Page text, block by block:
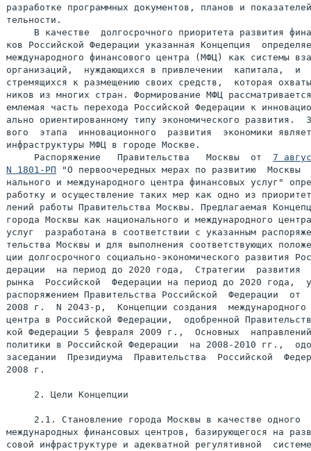
разработке программных документов, планов и
тельности.
В качестве  долгосрочного приоритета развития
ков Российской Федерации указанная Концепция
международного финансового центра (МФЦ) как системы
организаций,  нуждающихся в привлечении  капитала,  и
стремящихся к размещению своих средств,  которая
ников из многих стран. Формирование МФЦ
емлемая часть перехода Российской Федерации к
ально ориентированному типу экономического развития.
вого  этапа  инновационного  развития  экономики
инфраструктуры МФЦ в городе Москве.
     Распоряжение   Правительства   Москвы  от
7
N 1801-РП "О первоочередных мерах по развитию  Москвы
нального и международного центра финансовых услуг"
работку и осуществление таких мер как одно из
лений работы Правительства Москвы. Предлагаемая
города Москвы как национального и международного
услуг  разработана в соответствии с указанным
тельства Москвы и для выполнения соответствующих
ции долгосрочного социально-экономического развития
дерации  на период до 2020 года,  Стратегии  развития
рынка  Российской  Федерации на период до 2020 года,
распоряжением Правительства Российской  Федерации  от
2008 г.  N 2043-р,  Концепции создания  международного
центра в Российской Федерации,  одобренной
кой Федерации 5 февраля 2009 г.,  Основных
политики в Российской Федерации  на 2008-2010 гг.,
заседании  Президиума  Правительства  Российской
2008 г.
     2. Цели Концепции
2.1. Становление города Москвы в качестве одного
международных финансовых центров, базирующегося на
совой инфраструктуре и адекватной регулятивной